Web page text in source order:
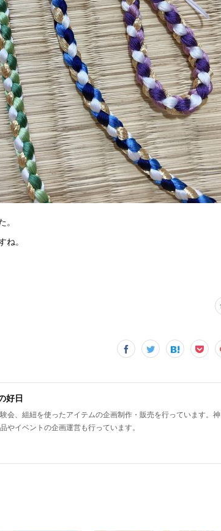
。
好日
会、組紐を使ったアイテムの企画制作・販売を行っています。神
イベントの企画運営も行っています。